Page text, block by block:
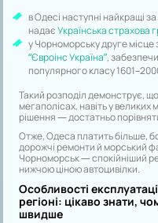
в Одесі наступні найкращі
надаєУкраїнська страхова
у Чорноморську друге місце
“Євроінс Україна”,
популярного класу
Такий розподіл демонструє,
мегаполісах, навіть у
рішення — достатньо
Отже, Одеса платить більше,
дорожчі ремонти й морський
Чорноморськ — спокійніший
нижчою ціною автоцивілки.
Особливості
регіоні: цікаво знати,
швидше